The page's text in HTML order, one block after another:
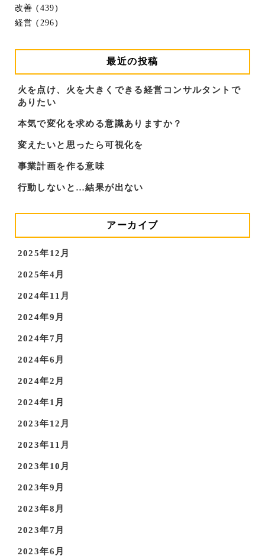
改善 (439)
経営 (296)
最近の投稿
火を点け、火を大きくできる経営コンサルタントで
ありたい
本気で変化を求める意識ありますか？
変えたいと思ったら可視化を
事業計画を作る意味
行動しないと…結果が出ない
アーカイブ
2025年12月
2025年4月
2024年11月
2024年9月
2024年7月
2024年6月
2024年2月
2024年1月
2023年12月
2023年11月
2023年10月
2023年9月
2023年8月
2023年7月
2023年6月